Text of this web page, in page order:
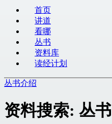
首页
讲道
看哪
丛书
资料库
读经计划
丛书介绍
资料搜索: 丛书